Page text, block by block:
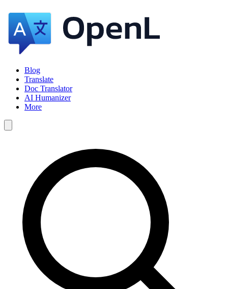
Blog
Translate
Doc Translator
AI Humanizer
More